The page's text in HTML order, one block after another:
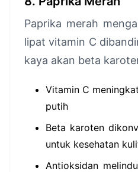
Paprika merah
lipat vitamin C
kaya akan beta
Vitamin C
putih
Beta karoten
untuk kesehatan
Antioksidan